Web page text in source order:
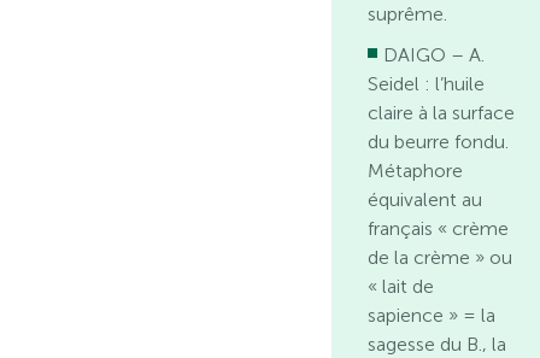
suprême.
DAIGO – A.
Seidel : l’huile
claire à la surface
du beurre fondu.
Métaphore
équivalent au
français « crème
de la crème » ou
« lait de
sapience » = la
sagesse du B., la